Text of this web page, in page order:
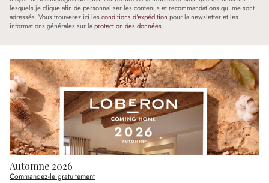
lesquels je clique afin de personnaliser les contenus et recommandations qui me sont
adressés. Vous trouverez ici les conditions d'expédition pour la newsletter et les
informations générales sur laprotection des données.
Automne 2026
Commandez-le gratuitement